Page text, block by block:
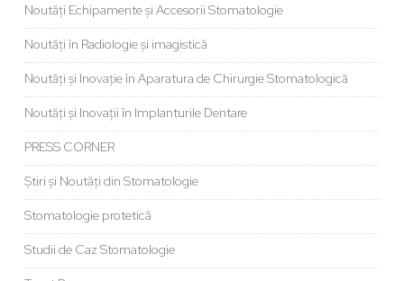
Noutăți Echipamente și Accesorii Stomatologie
Noutăți în Radiologie și imagistică
Noutăți și Inovație în Aparatura de Chirurgie Stomatologică
Noutăți și Inovații în Implanturile Dentare
PRESS CORNER
Știri și Noutăți din Stomatologie
Stomatologie protetică
Studii de Caz Stomatologie